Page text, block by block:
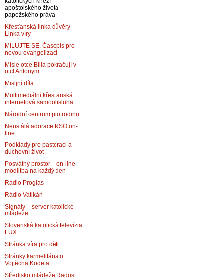
apoštolského života
papežského práva.
Křesťanská linka důvěry –
Linka víry
MILUJTE SE. Časopis pro
novou evangelizaci
Misie otce Billa pokračují v
otci Antonym
Misijní díla
Multimediální křesťanská
internetová samoobsluha
Národní centrum pro rodinu
Neustálá adorace NSO on-
line
Podklady pro pastoraci a
duchovní život
Posvátný prostor – on-line
modlitba na každý den
Radio Proglas
Rádio Vatikán
Signály – server katolické
mládeže
Slovenská katolická televízia
LUX
Stránka víra pro děti
Stránky karmelitána o.
Vojtěcha Kodeta
Středisko mládeže Radost